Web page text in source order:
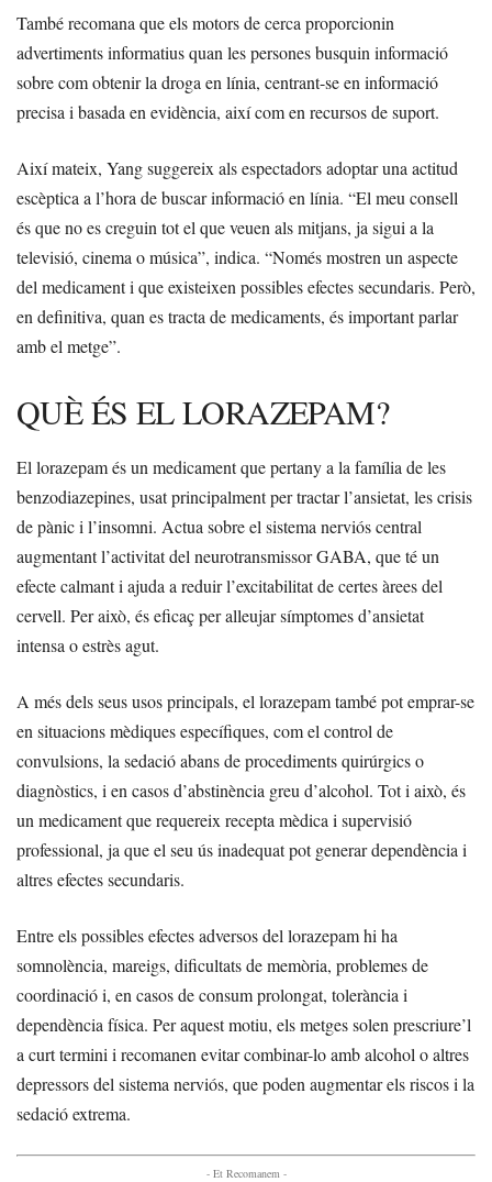
També recomana que els motors de cerca proporcionin
advertiments informatius quan les persones busquin informació
sobre com obtenir la droga en línia, centrant-se en informació
precisa i basada en evidència, així com en recursos de suport.
Així mateix, Yang suggereix als espectadors adoptar una actitud
escèptica a l’hora de buscar informació en línia. “El meu consell
és que no es creguin tot el que veuen als mitjans, ja sigui a la
televisió, cinema o música”, indica. “Només mostren un aspecte
del medicament i que existeixen possibles efectes secundaris. Però,
en definitiva, quan es tracta de medicaments, és important parlar
amb el metge”.
QUÈ ÉS EL LORAZEPAM?
El lorazepam és un medicament que pertany a la família de les
benzodiazepines, usat principalment per tractar l’ansietat, les crisis
de pànic i l’insomni. Actua sobre el sistema nerviós central
augmentant l’activitat del neurotransmissor GABA, que té un
efecte calmant i ajuda a reduir l’excitabilitat de certes àrees del
cervell. Per això, és eficaç per alleujar símptomes d’ansietat
intensa o estrès agut.
A més dels seus usos principals, el lorazepam també pot emprar-se
en situacions mèdiques específiques, com el control de
convulsions, la sedació abans de procediments quirúrgics o
diagnòstics, i en casos d’abstinència greu d’alcohol. Tot i això, és
un medicament que requereix recepta mèdica i supervisió
professional, ja que el seu ús inadequat pot generar dependència i
altres efectes secundaris.
Entre els possibles efectes adversos del lorazepam hi ha
somnolència, mareigs, dificultats de memòria, problemes de
coordinació i, en casos de consum prolongat, tolerància i
dependència física. Per aquest motiu, els metges solen prescriure’l
a curt termini i recomanen evitar combinar-lo amb alcohol o altres
depressors del sistema nerviós, que poden augmentar els riscos i la
sedació extrema.
- Et Recomanem -